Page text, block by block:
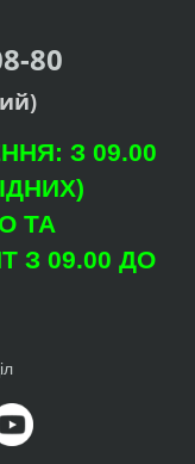
80
З 09.00
ТА
З 09.00 ДО